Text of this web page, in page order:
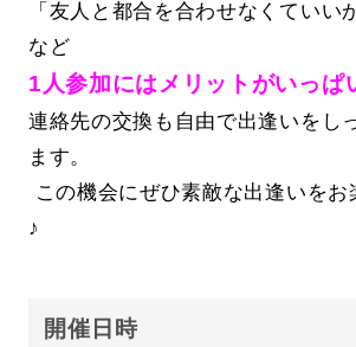
「友人と都合を合わせなくていい
など
1人参加にはメリットがいっぱ
連絡先の交換も自由で出逢いをし
ます。
この機会にぜひ素敵な出逢いをお
♪
開催日時